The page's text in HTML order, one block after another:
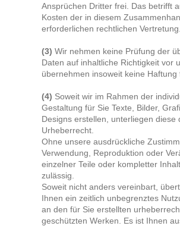
Ansprüchen Dritter frei. Das betrifft
Kosten der in diesem
erforderlichen rechtlichen Vertretung.
(3) Wir nehmen keine Prüfung der
Daten auf inhaltliche Richtigkeit vor
übernehmen insoweit keine Haftung
(4) Soweit wir im Rahmen der
Gestaltung für Sie Texte, Bilder,
Designs erstellen, unterliegen diese
Urheberrecht.
Ohne unsere ausdrückliche
Verwendung, Reproduktion oder
einzelner Teile oder kompletter
zulässig.
Soweit nicht anders vereinbart,
Ihnen ein zeitlich unbegrenztes
an den für Sie erstellten
geschützten Werken. Es ist Ihnen